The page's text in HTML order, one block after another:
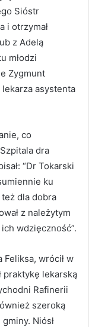
Sióstr
i otrzymał
z Adelą
młodzi
Zygmunt
asystenta
co
dra
“Dr Tokarski
ku
dla dobra
z należytym
wdzięczność”.
Feliksa, wrócił w
praktykę lekarską
Rafinerii
szeroką
Niósł